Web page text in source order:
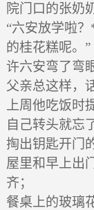
院门口的张奶
“六安放学啦
的桂花糕呢。”
许六安弯了弯
父亲总这样，
上周他吃饭时
自己转头就忘
掏出钥匙开门
屋里和早上出
齐；
餐桌上的玻璃